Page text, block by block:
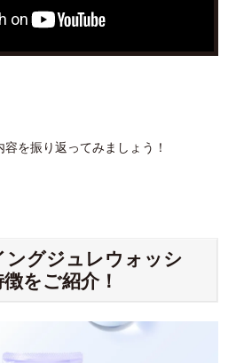
を振り返ってみましょう！
ングジュレウォッシ
をご紹介！